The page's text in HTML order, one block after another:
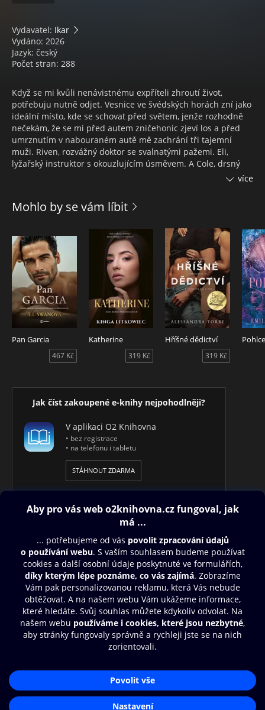
Vydavatel: Ikar
Vydáno: 2026
Jazyk: český
Počet stran: 288
Když se mi kvůli nenávistnému expříteli zhroutí život,
potřebuju nutně odjet. Vesnice ve švédských horách zní jako
ideální místo, kde se schovat před světem, jenže rozhodně
nečekám, že se mi před autem zničehonic zjeví los a před
umrznutím v nabouraném autě mě zachrání tři tajemní
muži. Riven, rozvážný doktor se svalnatými pažemi. Eli,
lyžařský instruktor s okouzlujícím úsměvem. A Cole, drsný
ranger s ledově modrýma očima, kterému od první chvíle
všemi přeskočí jiskra – a moji horalové se o mě moc rádi
Jenže já nejsem ta, za koho se vydávám. Jakmile zjistí, kdo
skutečně jsem, budou schopni mi odpustit? Doporučený věk
18+
více
Mohlo by se vám líbit
Pan Garcia
467 Kč
Katherine
319 Kč
Hříšné dědictví
319 Kč
Jak číst zakoupené e-knihy nejpohodlněji?
V aplikaci O2 Knihovna
• bez registrace
• na telefonu i tabletu
STÁHNOUT ZDARMA
Obsah ke stažení
Moje O2 Knihovna
Další zábava
© O2 Czech Republic a.s.
Zásady zpracování osobních údajůAplikace O2 Knihovna
Čti a poslouchej své e-knihy a